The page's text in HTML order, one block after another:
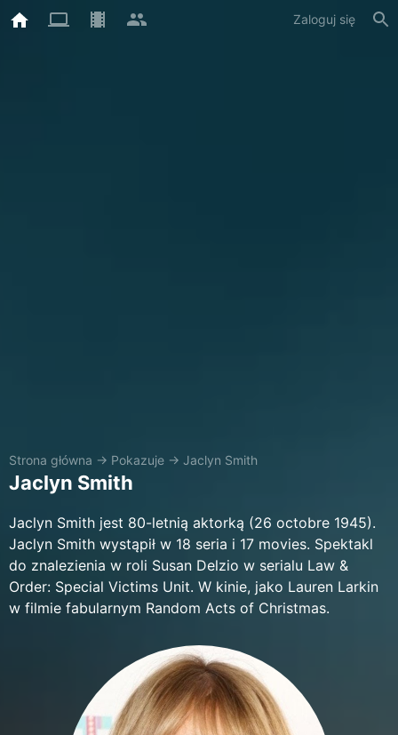
Zaloguj się
Strona główna → Pokazuje → Jaclyn Smith
Jaclyn Smith
Jaclyn Smith jest 80-letnią aktorką (26 octobre 1945).
Jaclyn Smith wystąpił w 18 seria i 17 movies. Spektakl
do znalezienia w roli Susan Delzio w serialu Law &
Order: Special Victims Unit. W kinie, jako Lauren Larkin
w filmie fabularnym Random Acts of Christmas.